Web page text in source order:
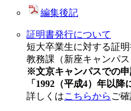
編集後記
証明書発行について
短大卒業生に対する証
教務課（新座キャンパス
※文京キャンパスでの申
「1992（平成4）年以
詳しくはこちらから ご